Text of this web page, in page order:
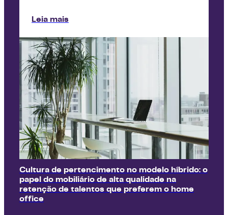
Leia mais
Cultura de pertencimento no modelo híbrido: o
papel do mobiliário de alta qualidade na
retenção de talentos que preferem o home
office